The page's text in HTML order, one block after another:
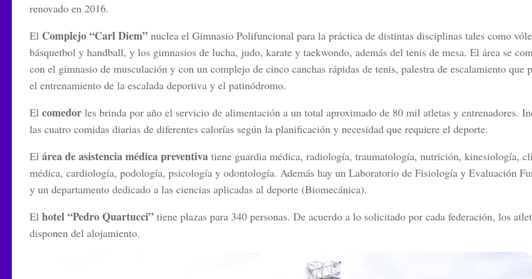
renovado en 2016.
El Complejo “Carl Diem” nuclea el Gimnasio Polifuncional para la práctica de distintas disciplinas tales como
básquetbol y handball, y los gimnasios de lucha, judo, karate y taekwondo, además del tenis de mesa. El área se
con el gimnasio de musculación y con un complejo de cinco canchas rápidas de tenis, palestra de escalamiento que
el entrenamiento de la escalada deportiva y el patinódromo.
El comedor les brinda por año el servicio de alimentación a un total aproximado de 80 mil atletas y entrenadores.
las cuatro comidas diarias de diferentes calorías según la planificación y necesidad que requiere el deporte.
El área de asistencia médica preventiva tiene guardia médica, radiología, traumatología, nutrición, kinesiología,
médica, cardiología, podología, psicología y odontología. Además hay un Laboratorio de Fisiología y Evaluación
y un departamento dedicado a las ciencias aplicadas al deporte (Biomecánica).
El hotel “Pedro Quartucci” tiene plazas para 340 personas. De acuerdo a lo solicitado por cada federación, los
disponen del alojamiento.